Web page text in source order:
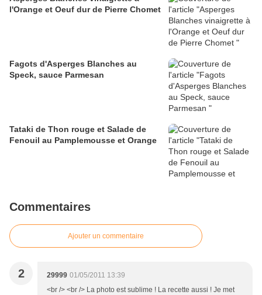
l'Orange et Oeuf dur de Pierre Chomet
Fagots d'Asperges Blanches au
Speck, sauce Parmesan
Tataki de Thon rouge et Salade de
Fenouil au Pamplemousse et Orange
Commentaires
Ajouter un commentaire
2 29999 01/05/2011 13:39
<br /> <br /> La photo est sublime ! La recette aussi ! Je met